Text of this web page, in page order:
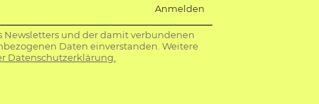
Anmelden
Newsletters und der damit verbundenen
Daten einverstanden. Weitere
Datenschutzerklärung.